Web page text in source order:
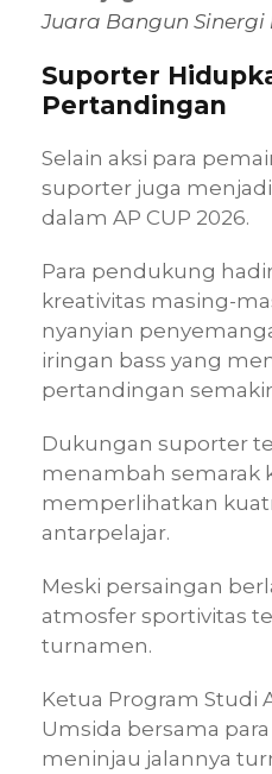
Juara Bangun
Suporter
Pertandingan
Selain aksi para
suporter juga
dalam AP CUP 2026.
Para pendukung
kreativitas masing-
nyanyian
iringan bass yang
pertandingan
Dukungan suporter
menambah semarak
memperlihatkan
antarpelajar.
Meski persaingan
atmosfer sportivitas
turnamen.
Ketua Program Studi
Umsida bersama
meninjau jalannya